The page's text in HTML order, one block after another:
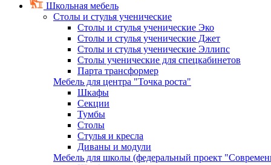
Школьная мебель
Столы и стулья ученические
Столы и стулья ученические Эко
Столы и стулья ученические Джет
Столы и стулья ученические Эллипс
Столы ученические для спецкабинетов
Парта трансформер
Мебель для центра "Точка роста"
Шкафы
Секции
Тумбы
Столы
Стулья и кресла
Диваны и модули
Мебель для школы (федеральный проект